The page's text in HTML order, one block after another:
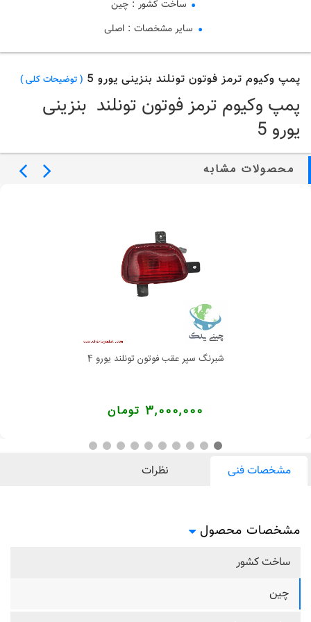
ساخت کشور : چین
سایر مشخصات : اصلی
پمپ وکیوم ترمز فوتون تونلند بنزینی یورو 5 ( توضیحات کلی )
پمپ وکیوم ترمز فوتون تونلند بنزینی
یورو 5
محصولات مشابه
شبرنگ سپر عقب فوتون تونلند یورو 4
3,000,000 تومان
مشخصات فنی نظرات
مشخصات محصول
ساخت کشور
چین